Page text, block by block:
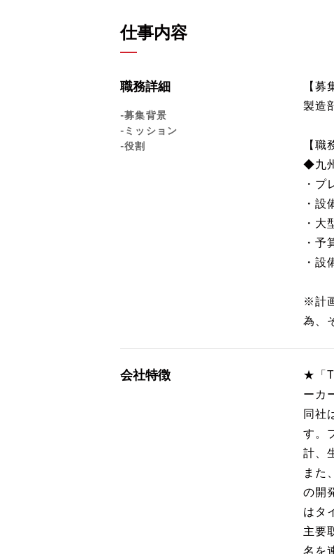
仕事内容
職務詳細
-募集背景
-ミッション
-役割
【募
製造
【職
◆九
・
・
・
・予
・
※計
為、
会社特徴
★「
ーカ
同社
す。
計、
また
の開
はタ
主要
名を